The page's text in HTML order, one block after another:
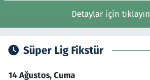
Detaylar için tıklayın
Süper Lig Fikstür
14 Ağustos, Cuma